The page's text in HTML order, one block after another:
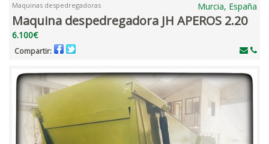
Maquinas despedregadoras Murcia, España
Maquina despedregadora JH APEROS 2.20
6.100€
Compartir: